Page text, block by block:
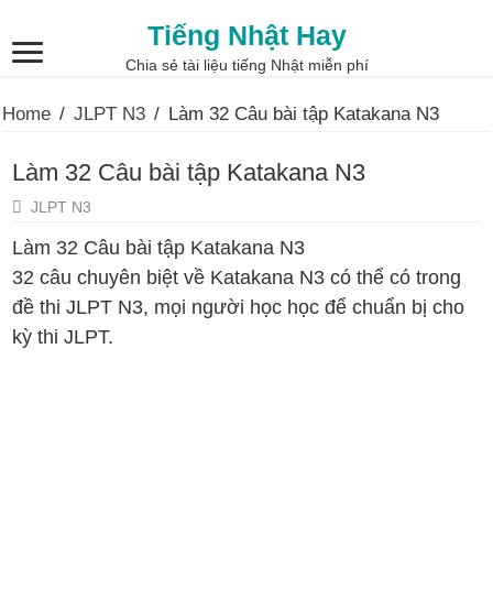
Tiếng Nhật Hay
Chia sẻ tài liệu tiếng Nhật miễn phí
Home / JLPT N3 / Làm 32 Câu bài tập Katakana N3
Làm 32 Câu bài tập Katakana N3
JLPT N3
Làm 32 Câu bài tập Katakana N3
32 câu chuyên biệt về Katakana N3 có thể có trong
đề thi JLPT N3, mọi người học học để chuẩn bị cho
kỳ thi JLPT.